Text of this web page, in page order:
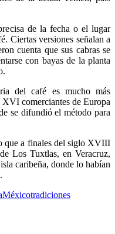
de la fecha o el lugar
Ciertas versiones señalan a
cuenta que sus cabras se
con bayas de la planta
del café es mucho más
comerciantes de Europa
se difundió el método para
que a finales del siglo XVIII
Los Tuxtlas, en Veracruz,
caribeña, donde lo habían
Méxicotradiciones